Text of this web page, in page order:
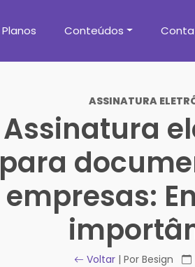
Planos Conteúdos
ASSINATURA
Assinatura
para
empresas:
Voltar | Por Besign